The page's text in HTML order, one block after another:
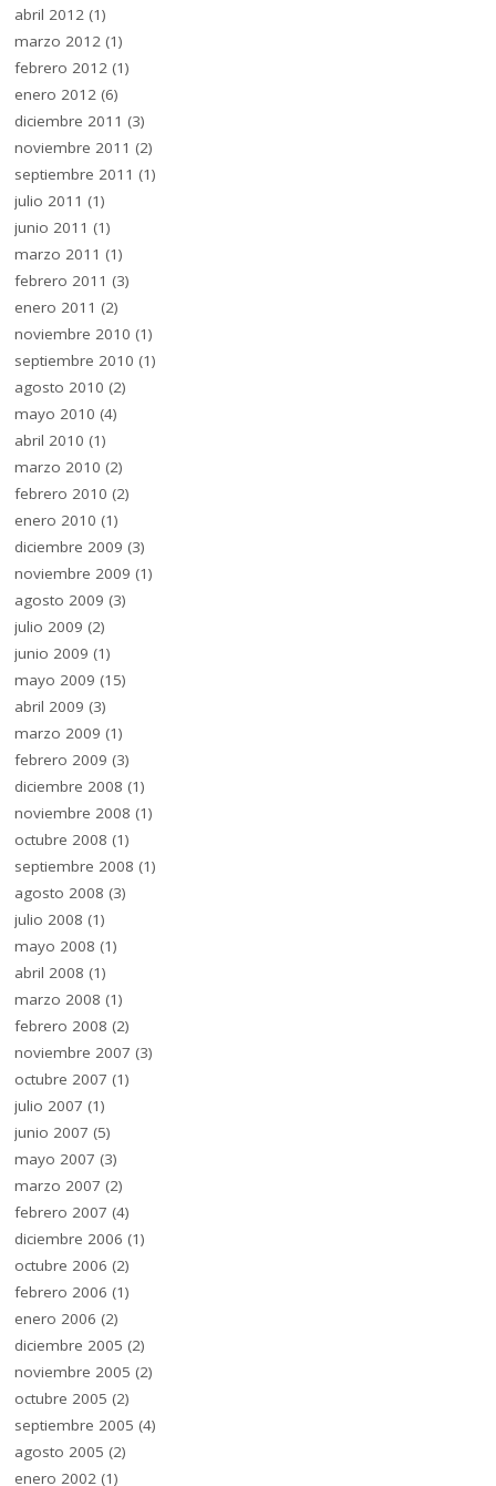
abril 2012 (1)
marzo 2012 (1)
febrero 2012 (1)
enero 2012 (6)
diciembre 2011 (3)
noviembre 2011 (2)
septiembre 2011 (1)
julio 2011 (1)
junio 2011 (1)
marzo 2011 (1)
febrero 2011 (3)
enero 2011 (2)
noviembre 2010 (1)
septiembre 2010 (1)
agosto 2010 (2)
mayo 2010 (4)
abril 2010 (1)
marzo 2010 (2)
febrero 2010 (2)
enero 2010 (1)
diciembre 2009 (3)
noviembre 2009 (1)
agosto 2009 (3)
julio 2009 (2)
junio 2009 (1)
mayo 2009 (15)
abril 2009 (3)
marzo 2009 (1)
febrero 2009 (3)
diciembre 2008 (1)
noviembre 2008 (1)
octubre 2008 (1)
septiembre 2008 (1)
agosto 2008 (3)
julio 2008 (1)
mayo 2008 (1)
abril 2008 (1)
marzo 2008 (1)
febrero 2008 (2)
noviembre 2007 (3)
octubre 2007 (1)
julio 2007 (1)
junio 2007 (5)
mayo 2007 (3)
marzo 2007 (2)
febrero 2007 (4)
diciembre 2006 (1)
octubre 2006 (2)
febrero 2006 (1)
enero 2006 (2)
diciembre 2005 (2)
noviembre 2005 (2)
octubre 2005 (2)
septiembre 2005 (4)
agosto 2005 (2)
enero 2002 (1)